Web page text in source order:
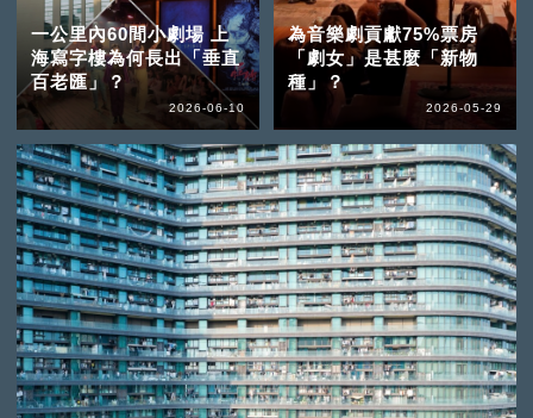
一公里內60間小劇場 上
海寫字樓為何長出「垂直
百老匯」？
2026-06-10
為音樂劇貢獻75%票房
「劇女」是甚麼「新物
種」？
2026-05-29